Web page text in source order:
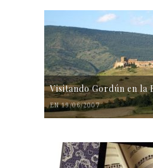
Visitando Gordún en la
EN 19/06/2007